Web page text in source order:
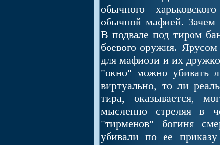
обычного
обычной мафией. Зачем
В подвале под тиром
боевого оружия.
для мафиози и их
"окно" можно убивать
виртуально, то ли
тира, оказывается,
мысленно стреляя в
"тирменов" богиня
убивали по ее